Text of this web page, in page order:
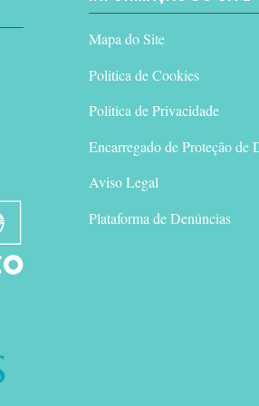
Mapa do Site
Politica de Cookies
Politica de Privacidade
Encarregado de Proteção de
Aviso Legal
Plataforma de Denúncias